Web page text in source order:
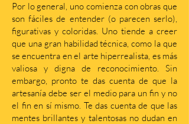
Por lo general, uno comienza con obras que
son fáciles de entender (o parecen serlo),
figurativas y coloridas. Uno tiende a creer
que una gran habilidad técnica, como la que
se encuentra en el arte hiperrealista, es más
valiosa y digna de reconocimiento. Sin
embargo, pronto te das cuenta de que la
artesanía debe ser el medio para un fin y no
el fin en sí mismo. Te das cuenta de que las
mentes brillantes y talentosas no dudan en